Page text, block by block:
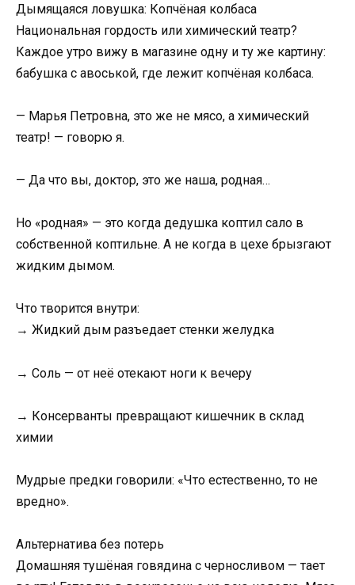
Дымящаяся ловушка: Копчёная колбаса
Национальная гордость или химический театр?
Каждое утро вижу в магазине одну и ту же картину:
бабушка с авоськой, где лежит копчёная колбаса.
— Марья Петровна, это же не мясо, а химический
театр! — говорю я.
— Да что вы, доктор, это же наша, родная…
Но «родная» — это когда дедушка коптил сало в
собственной коптильне. А не когда в цехе брызгают
жидким дымом.
Что творится внутри:
→ Жидкий дым разъедает стенки желудка
→ Соль — от неё отекают ноги к вечеру
→ Консерванты превращают кишечник в склад
химии
Мудрые предки говорили: «Что естественно, то не
вредно».
Альтернатива без потерь
Домашняя тушёная говядина с черносливом — тает